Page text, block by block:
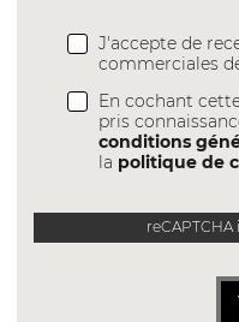
J'accepte de
commerciales
En cochant
pris
conditions
la politique de
reCAPTCHA